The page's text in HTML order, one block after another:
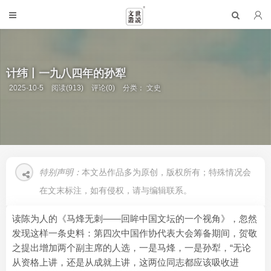
计纬丨一九八四年的孙犁
2025-10-5 阅读(913) 评论(0) 分类：文史
特别声明： 本文丛作品多为原创，版权所有；特殊情况会
在文末标注，如有侵权，请与编辑联系。
读陈为人的《马烽无刺——回眸中国文坛的一个视角》，忽然
发现这样一条史料：第四次中国作协代表大会筹备期间，贺敬
之提出增加两个副主席的人选，一是马烽，一是孙犁，“无论
从资格上讲，还是从成就上讲，这两位同志都应该吸收进